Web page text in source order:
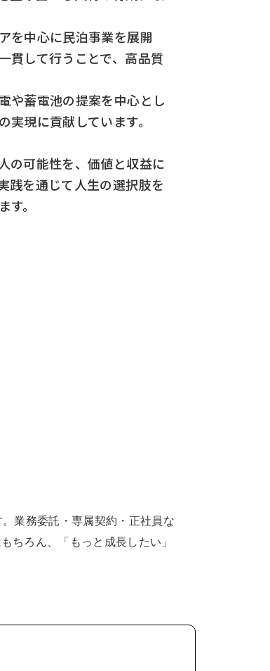
を中心に民泊事業を展開
貫して行うことで、高品質
や蓄電池の提案を中心とし
現に貢献しています。
の可能性を、価値と収益に
践を通じて人生の選択肢を
。
業務委託・専属契約・正社員な
ちろん、「もっと成長したい」